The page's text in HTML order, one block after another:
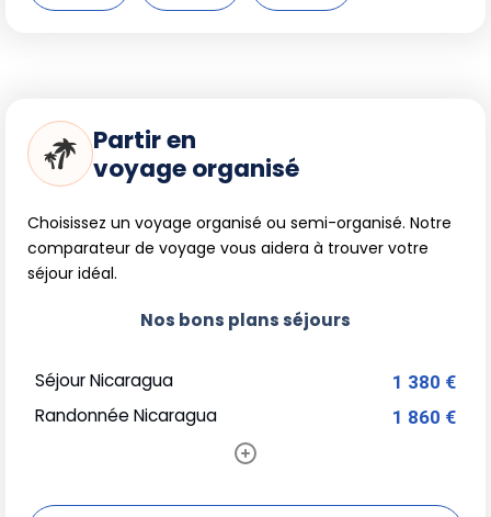
Partir en
voyage organisé
Choisissez un voyage organisé ou semi-organisé. Notre
comparateur de voyage vous aidera à trouver votre
séjour idéal.
Nos bons plans séjours
Séjour Nicaragua 1 380 €
Randonnée Nicaragua 1 860 €